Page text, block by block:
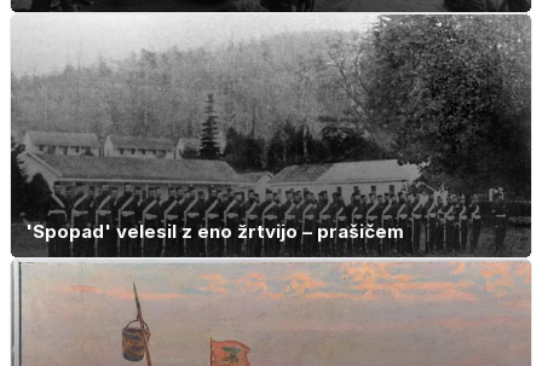
'Spopad' velesil z eno žrtvijo – prašičem